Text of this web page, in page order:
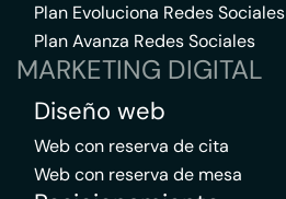
Plan Evoluciona Redes Sociales
Plan Avanza Redes Sociales
MARKETING DIGITAL
Diseño web
Web con reserva de cita
Web con reserva de mesa